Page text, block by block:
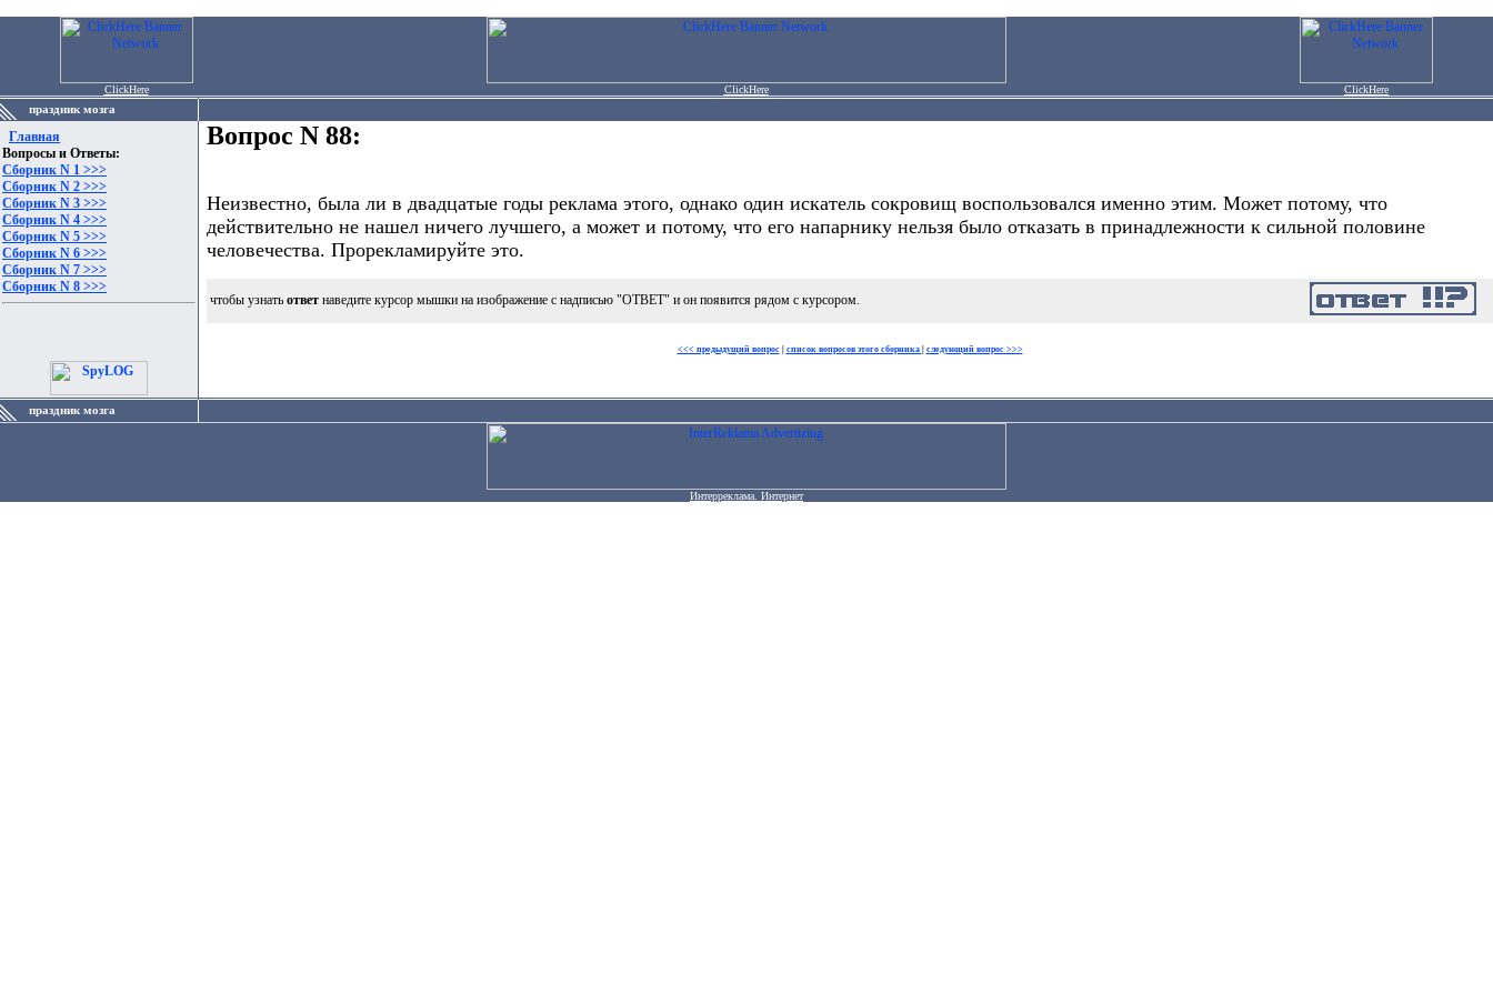
ClickHere ClickHere
ClickHere
праздник мозга
Главная
Вопросы и Ответы:
Сборник N 1 >>>
Сборник N 2 >>>
Сборник N 3 >>>
Сборник N 4 >>>
Сборник N 5 >>>
Сборник N 6 >>>
Сборник N 7 >>>
Сборник N 8 >>>
Вопрос N 88:
Неизвестно, была ли в двадцатые годы реклама этого, однако один искатель сокровищ воспользовался именно этим. Может потому, что
действительно не нашел ничего лучшего, а может и потому, что его напарнику нельзя было отказать в принадлежности к сильной половине
человечества. Прорекламируйте это.
чтобы узнать ответ наведите курсор мышки на изображение с надписью "ОТВЕТ" и он появится рядом с курсором.
<<< предыдущий вопрос| список вопросов этого сборника следующий вопрос >>>
праздник мозга
Интерреклама. Интернет